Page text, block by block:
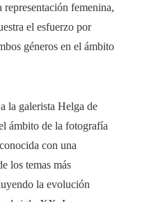
representación femenina,
el esfuerzo por
géneros en el ámbito
la galerista Helga de
ámbito de la fotografía
con una
los temas más
la evolución